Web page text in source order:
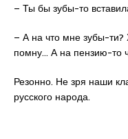
– Ты бы зубы-то
– А на что мне зубы-
помну… А на пензию-то
Резонно. Не зря наши
русского народа.